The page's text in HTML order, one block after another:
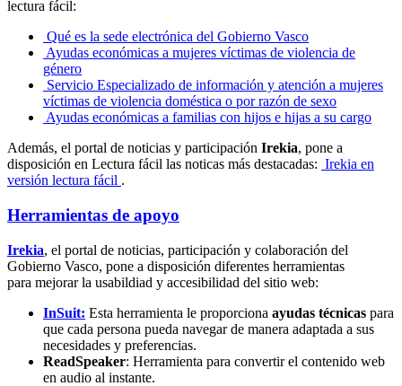
lectura fácil:
Qué es la sede electrónica del Gobierno Vasco
Ayudas económicas a mujeres víctimas de violencia de
género
Servicio Especializado de información y atención a mujeres
víctimas de violencia doméstica o por razón de sexo
Ayudas económicas a familias con hijos e hijas a su cargo
Además, el portal de noticias y participación Irekia, pone a
disposición en Lectura fácil las noticas más destacadas: Irekia en
versión lectura fácil .
Herramientas de apoyo
Irekia, el portal de noticias, participación y colaboración del
Gobierno Vasco, pone a disposición diferentes herramientas
para mejorar la usabildiad y accesibilidad del sitio web:
InSuit: Esta herramienta le proporciona ayudas técnicas para
que cada persona pueda navegar de manera adaptada a sus
necesidades y preferencias.
ReadSpeaker: Herramienta para convertir el contenido web
en audio al instante.